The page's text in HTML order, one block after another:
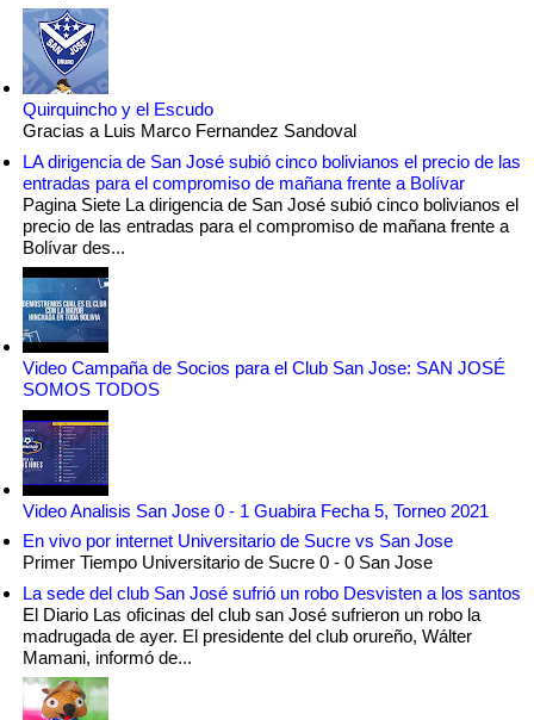
Quirquincho y el Escudo
Gracias a Luis Marco Fernandez Sandoval
LA dirigencia de San José subió cinco bolivianos el precio de las
entradas para el compromiso de mañana frente a Bolívar
Pagina Siete La dirigencia de San José subió cinco bolivianos el
precio de las entradas para el compromiso de mañana frente a
Bolívar des...
Video Campaña de Socios para el Club San Jose: SAN JOSÉ
SOMOS TODOS
Video Analisis San Jose 0 - 1 Guabira Fecha 5, Torneo 2021
En vivo por internet Universitario de Sucre vs San Jose
Primer Tiempo Universitario de Sucre 0 - 0 San Jose
La sede del club San José sufrió un robo Desvisten a los santos
El Diario Las oficinas del club san José sufrieron un robo la
madrugada de ayer. El presidente del club orureño, Wálter
Mamani, informó de...